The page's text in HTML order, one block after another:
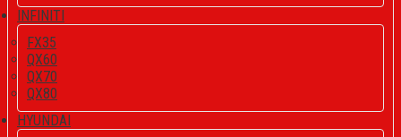
INFINITI
FX35
QX60
QX70
QX80
HYUNDAI